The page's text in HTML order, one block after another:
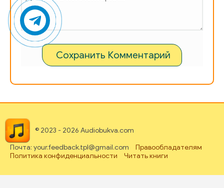
Сохранить Комментарий
© 2023 - 2026 Audiobukva.com
Почта: your.feedback.tpl@gmail.com
Правообладателям
Политика конфиденциальности
Читать книги